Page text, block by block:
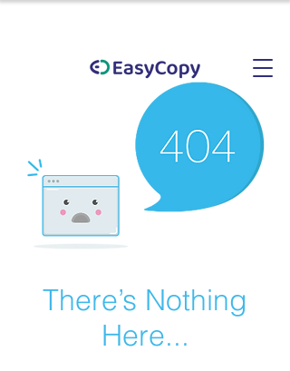
There’s Nothing
Here...